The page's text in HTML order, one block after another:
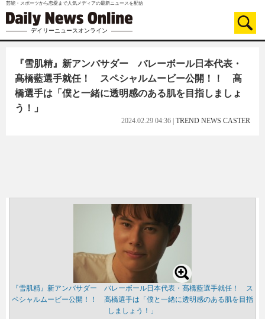
芸能・スポーツから恋愛まで人気メディアの最新ニュースを配信
デイリーニュースオンライン
『雪肌精』新アンバサダー バレーボール日本代表・
髙橋藍選手就任！ スペシャルムービー公開！！ 髙
橋選手は「僕と一緒に透明感のある肌を目指しましょ
う！」
2024.02.29 04:36 TREND NEWS CASTER
『雪肌精』新アンバサダー バレーボール日本代表・髙橋藍選手就任！ ス
ペシャルムービー公開！！ 髙橋選手は「僕と一緒に透明感のある肌を目指
しましょう！」